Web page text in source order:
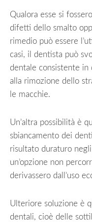
Qualora esse si
difetti dello smalto
rimedio può essere
casi, il dentista può
dentale consistente in
alla rimozione dello
le macchie.
Un’altra possibilità è
sbiancamento dei
risultato duraturo
un’opzione non
derivassero dall’uso
Ulteriore soluzione è
dentali, cioè delle